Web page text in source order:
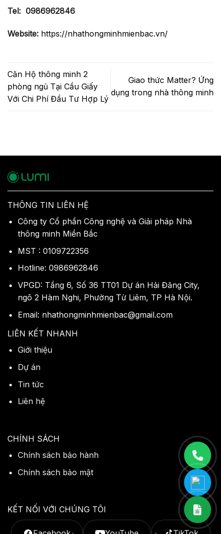
Tel: 0986962846
Website: https://nhathongminhmienbac.vn/
Căn Hộ thông minh 2
phòng ngủ Tại Cầu Giấy
Với Chi Phí Đầu Tư Hợp Lý
Giao thức Matter? Ứng
dụng trong nhà thông minh
THÔNG TIN LIÊN HỆ
Công ty Cổ phần Công nghệ và Giải pháp Nhà
thông minh Miền Bắc
MST : 0109722356
Hotline: 0986962846
VPGD: Tầng 6, Số 36 TT01 Dự án Hải Đăng City,
ngõ 2 Hàm Nghi, Phường Từ Liêm, TP Hà Nội.
Email: nhathongminhmienbac@gmail.com
LIÊN KẾT NHANH
Giới thiệu
Dự án
Tin tức
Liên hệ
CHÍNH SÁCH
Chính sách bảo hành
Chính sách bảo mật
KẾT NỐI VỚI CHÚNG TÔI